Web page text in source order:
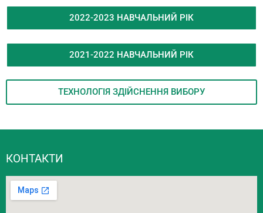
2022-2023 НАВЧАЛЬНИЙ РІК
2021-2022 НАВЧАЛЬНИЙ РІК
ТЕХНОЛОГІЯ ЗДІЙСНЕННЯ ВИБОРУ
КОНТАКТИ